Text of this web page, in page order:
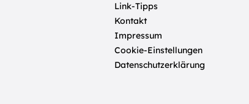
Link-Tipps
Kontakt
Impressum
Cookie-Einstellungen
Datenschutzerklärung